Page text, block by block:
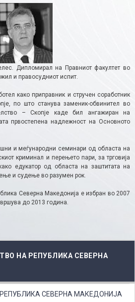
Дипломирал на Правниот факултет во
и правосудниот испит.
како приправник и стручен соработник
по што станува заменик-обвинител во
– Скопје каде бил ангажиран на
првостепена надлежност на Основното
и меѓународни семинари од областа на
криминал и перењето пари, за трговија
едукатор од областа на заштитата на
и судење во разумен рок.
Северна Македонија е избран во 2007
до 2013 година.
НА РЕПУБЛИКА СЕВЕРНА
СЕВЕРНА МАКЕДОНИЈА